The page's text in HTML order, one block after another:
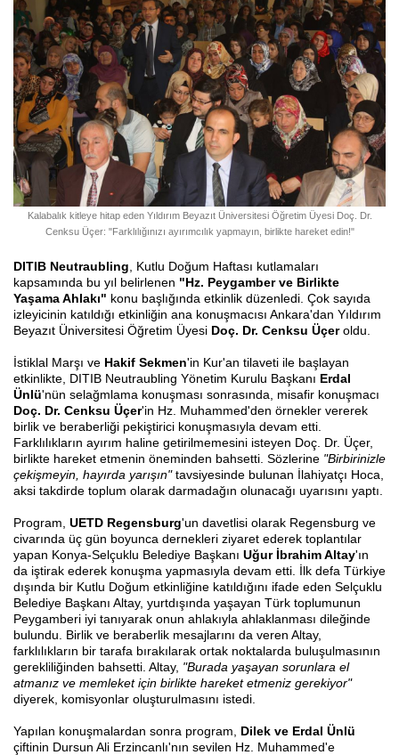
Kalabalık kitleye hitap eden Yıldırım Beyazıt Üniversitesi Öğretim Üyesi Doç. Dr.
Cenksu Üçer: "Farklılığınızı ayırımcılık yapmayın, birlikte hareket edin!"
DITIB Neutraubling , Kutlu Doğum Haftası kutlamaları
kapsamında bu yıl belirlenen "Hz. Peygamber ve Birlikte
Yaşama Ahlakı" konu başlığında etkinlik düzenledi. Çok sayıda
izleyicinin katıldığı etkinliğin ana konuşmacısı Ankara'dan Yıldırım
Beyazıt Üniversitesi Öğretim Üyesi Doç. Dr. Cenksu Üçeroldu.
İstiklal Marşı ve Hakif Sekmen'in Kur'an tilaveti ile başlayan
etkinlikte, DITIB Neutraubling Yönetim Kurulu Başkanı Erdal
Ünlü'nün selağmlama konuşması sonrasında, misafir konuşmacı
Doç. Dr. Cenksu Üçer'in Hz. Muhammed'den örnekler vererek
birlik ve beraberliği pekiştirici konuşmasıyla devam etti.
Farklılıkların ayırım haline getirilmemesini isteyen Doç. Dr. Üçer,
birlikte hareket etmenin öneminden bahsetti. Sözlerine "Birbirinizle
çekişmeyin, hayırda yarışın"tavsiyesinde bulunan İlahiyatçı Hoca,
aksi takdirde toplum olarak darmadağın olunacağı uyarısını yaptı.
Program, UETD Regensburg'un davetlisi olarak Regensburg ve
civarında üç gün boyunca dernekleri ziyaret ederek toplantılar
yapan Konya-Selçuklu Belediye Başkanı Uğur İbrahim Altay'ın
da iştirak ederek konuşma yapmasıyla devam etti. İlk defa Türkiye
dışında bir Kutlu Doğum etkinliğine katıldığını ifade eden Selçuklu
Belediye Başkanı Altay, yurtdışında yaşayan Türk toplumunun
Peygamberi iyi tanıyarak onun ahlakıyla ahlaklanması dileğinde
bulundu. Birlik ve beraberlik mesajlarını da veren Altay,
farklılıkların bir tarafa bırakılarak ortak noktalarda buluşulmasının
gerekliliğinden bahsetti. Altay, "Burada yaşayan sorunlara el
atmanız ve memleket için birlikte hareket etmeniz gerekiyor"
diyerek, komisyonlar oluşturulmasını istedi.
Yapılan konuşmalardan sonra program, Dilek ve Erdal Ünlü
çiftinin Dursun Ali Erzincanlı'nın sevilen Hz. Muhammed'e